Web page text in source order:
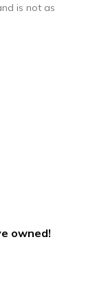
is not as
owned!